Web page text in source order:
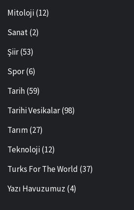
Mitoloji(12)
Sanat(2)
Şiir(53)
Spor(6)
Tarih(59)
Tarihi Vesikalar(98)
Tarım(27)
Teknoloji(12)
Turks For The World (37)
Yazı Havuzumuz (4)